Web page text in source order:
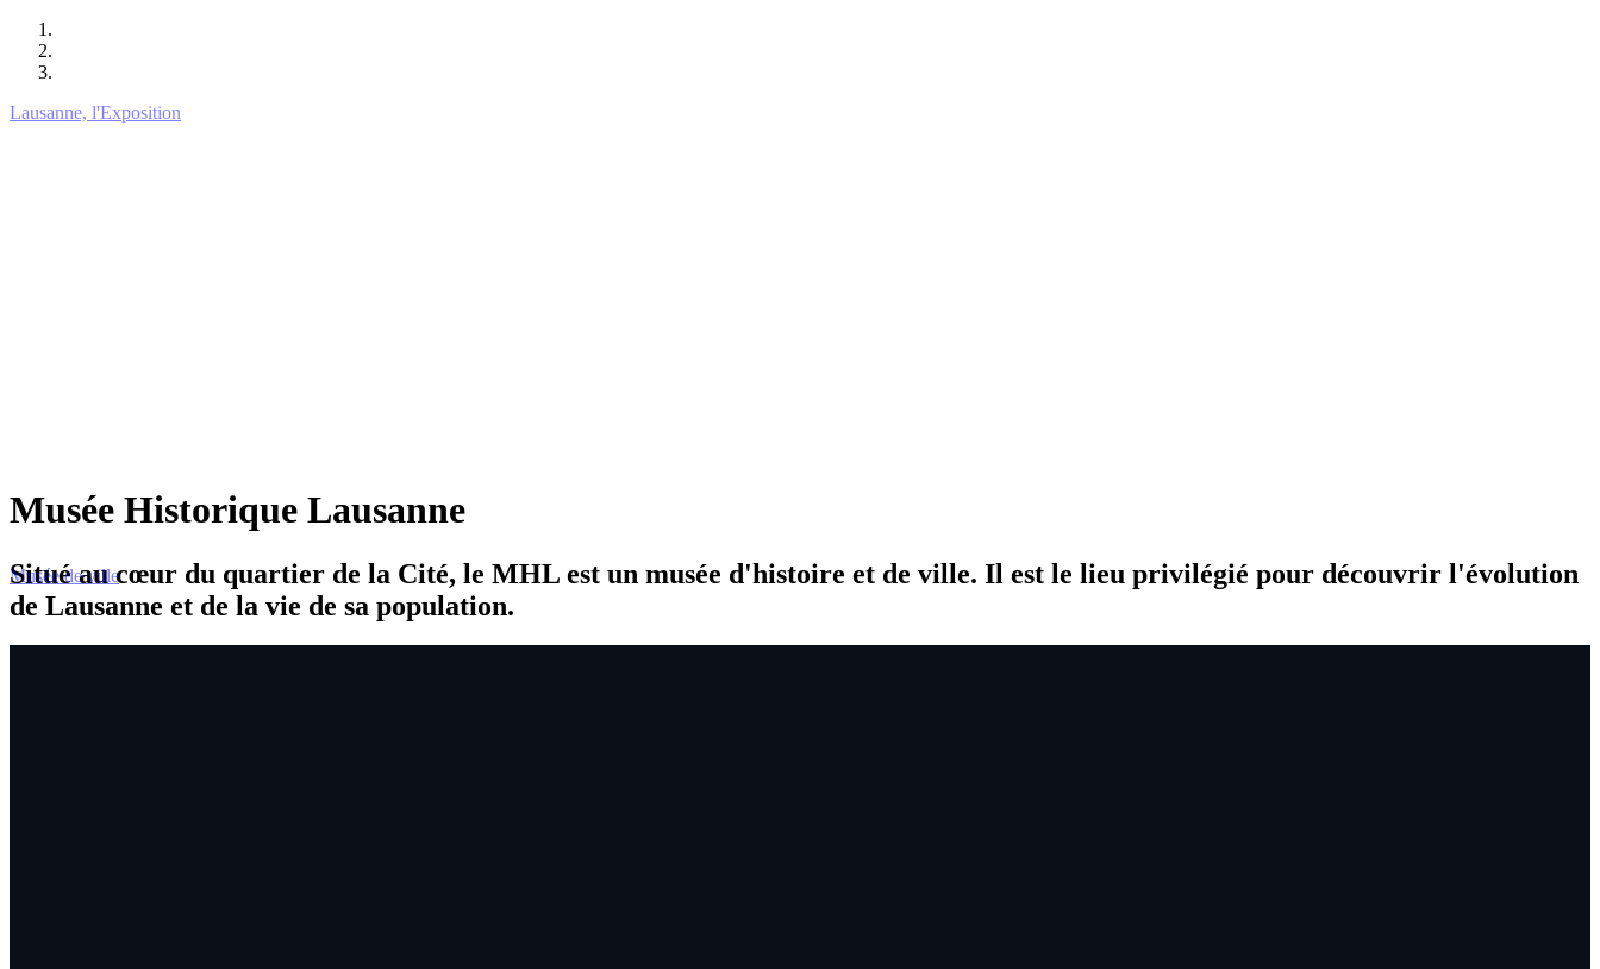
Lausanne, l'Exposition
Musée de ville
Musée Historique Lausanne
Situé au cœur du quartier de la Cité, le MHL est un musée d'histoire et de ville. Il est le lieu privilégié pour découvrir l'évolution
de Lausanne et de la vie de sa population.